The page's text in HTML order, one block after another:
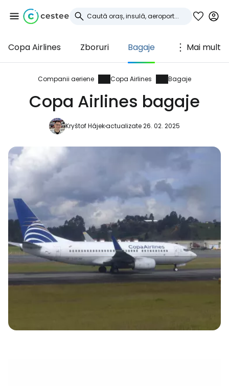
Copa Airlines Zboruri Bagaje Mai mult
Companii aeriene Copa Airlines Bagaje
Copa Airlines bagaje
Kryštof Hájekactualizate 26. 02. 2025
Conectați-vă la
Cestee
... comunitatea mondială a călătorilor
Continuați cu Facebook
Continuați cu e-mailul